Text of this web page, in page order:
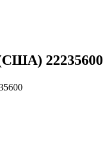
22235600